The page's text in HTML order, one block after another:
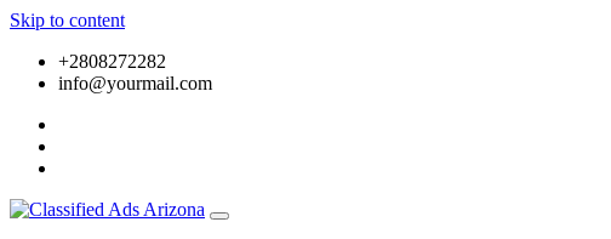
Skip to content
+2808272282
info@yourmail.com